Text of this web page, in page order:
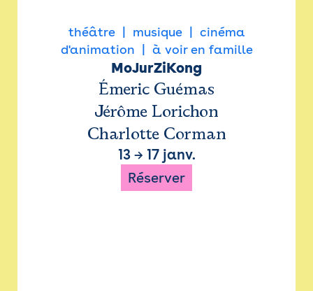
théâtre musique
cinéma
d'animation
à voir en famille
MoJurZiKong
Émeric Guémas
Jérôme Lorichon
Charlotte Corman
13→ 17 janv.
Réserver